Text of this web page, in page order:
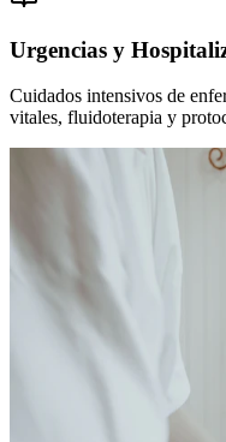
Urgencias y
Cuidados intensivos de
vitales, fluidoterapia y